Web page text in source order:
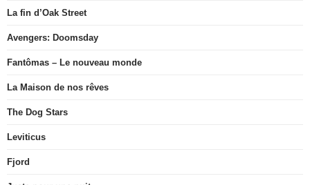
La fin d’Oak Street
Avengers: Doomsday
Fantômas – Le nouveau monde
La Maison de nos rêves
The Dog Stars
Leviticus
Fjord